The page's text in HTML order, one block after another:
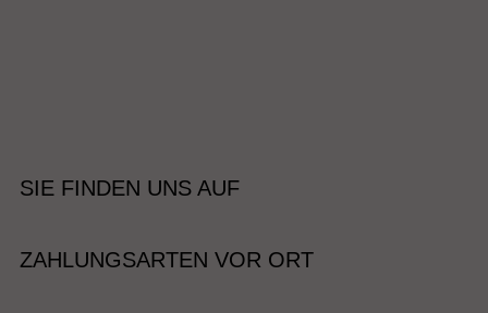
SIE FINDEN UNS AUF
ZAHLUNGSARTEN VOR ORT